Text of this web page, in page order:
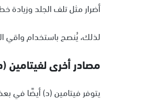
أضرار مثل تلف الجلد وزيادة
لذلك، يُنصح باستخدام واقي
مصادر أخرى
يتوفر فيتامين (د) أيضًا في